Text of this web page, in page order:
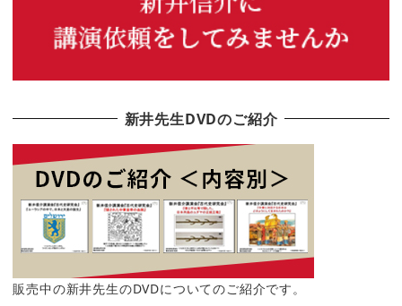
新井先生DVDのご紹介
販売中の新井先生のDVDについてのご紹介です。